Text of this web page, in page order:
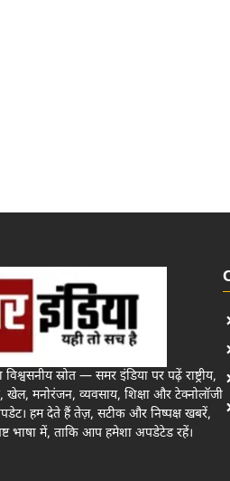
स्रोत — समर इंडिया पर पढ़ें राष्ट्रीय,
खेल, मनोरंजन, व्यवसाय, शिक्षा और टेक्नोलॉजी
हम देते हैं तेज़, सटीक और निष्पक्ष खबरें,
भाषा में, ताकि आप हमेशा अपडेटेड रहें।